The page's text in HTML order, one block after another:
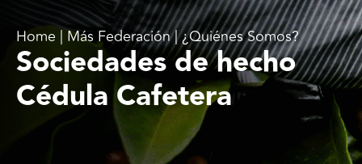
Home | Más Federación | ¿Quiénes Somos?
Sociedades de hecho
Cédula Cafetera